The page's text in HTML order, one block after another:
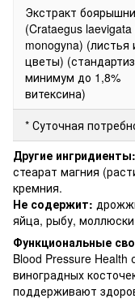
Экстракт
(Crataegus laevigata
monogyna) (листья
цветы)
минимум до 1,8%
витексина)
* Суточная
Другие ингридиенты:
стеарат магния
кремния.
Не содержит:
яйца, рыбу,
Функциональные
Blood Pressure Health
виноградных
поддерживают